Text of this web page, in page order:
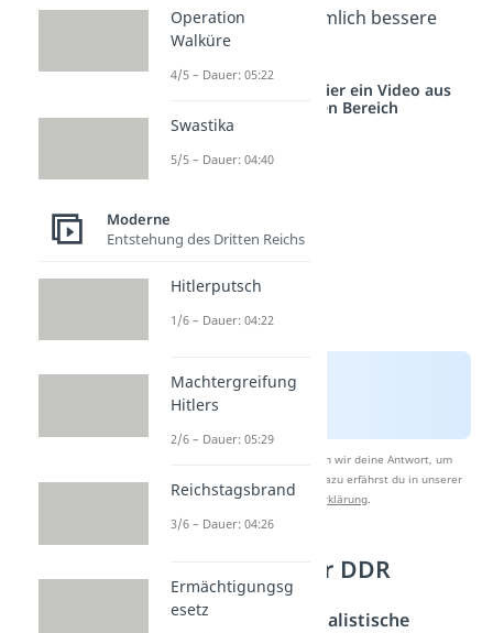
erhofften sie sich nämlich bessere
Lebensbedingungen.
Studyflix vernetzt: Hier ein Video aus
einem anderen Bereich
Nach Beantwortung speichern wir deine Antwort, um
Studyflix zu verbessern. Mehr dazu erfährst du in unserer
Datenschutzerklärung.
Abriegelung der DDR
1952 riegelte die
Sozialistische
Operation
Walküre
4/5 – Dauer: 05:22
Swastika
5/5 – Dauer: 04:40
Moderne
Entstehung des Dritten Reichs
Hitlerputsch
1/6 – Dauer: 04:22
Machtergreifung
Hitlers
2/6 – Dauer: 05:29
Reichstagsbrand
3/6 – Dauer: 04:26
Ermächtigungsg
esetz